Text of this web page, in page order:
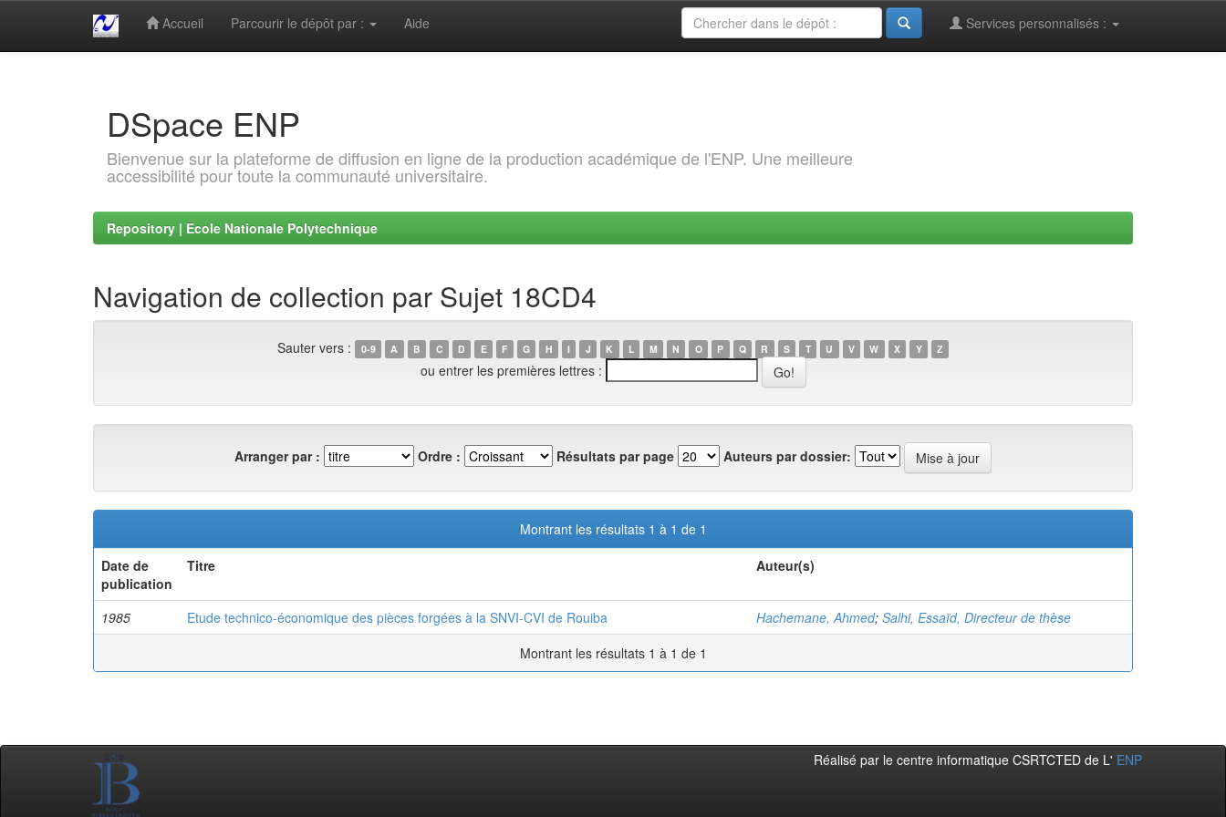
Accueil Parcourir le dépôt par : Aide Services personnalisés :
DSpace ENP
Bienvenue sur la plateforme de diffusion en ligne de la production académique de l'ENP. Une meilleure
accessibilité pour toute la communauté universitaire.
Repository | Ecole Nationale Polytechnique
Navigation de collection par Sujet 18CD4
Sauter vers : 0-9 A B C D E F G H I J K L M N O P Q R S T U V W X Y Z
ou entrer les premières lettres :
Arranger par : Ordre : Résultats par page Auteurs par dossier:
Montrant les résultats 1 à 1 de 1
Date de
publication
Titre Auteur(s)
1985 Etude technico-économique des pièces forgées à la SNVI-CVI de Rouiba Hachemane, Ahmed; Salhi, Essaïd, Directeur de thèse
Montrant les résultats 1 à 1 de 1
Réalisé par le centre informatique CSRTCTED de L' ENP